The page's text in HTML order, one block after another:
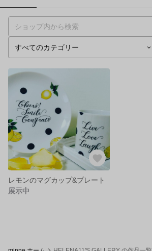
レモンのマグカップ&プレート
展示中